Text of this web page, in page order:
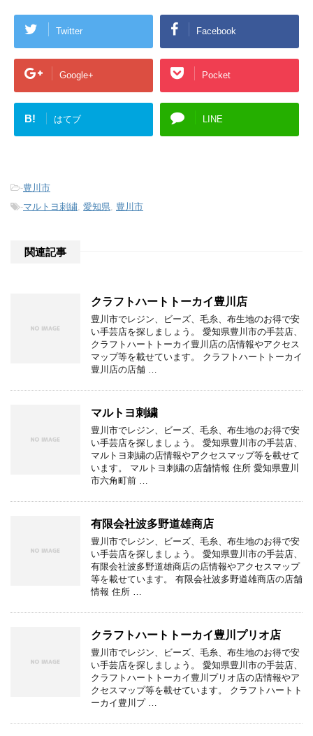
Twitter Facebook
Google+ Pocket
B! はてブ LINE
-豊川市
-マルトヨ刺繍 愛知県 豊川市
関連記事
クラフトハートトーカイ豊川店
豊川市でレジン、ビーズ、毛糸、布生地のお得で安
い手芸店を探しましょう。 愛知県豊川市の手芸店、
クラフトハートトーカイ豊川店の店情報やアクセス
マップ等を載せています。 クラフトハートトーカイ
豊川店の店舗 …
マルトヨ刺繍
豊川市でレジン、ビーズ、毛糸、布生地のお得で安
い手芸店を探しましょう。 愛知県豊川市の手芸店、
マルトヨ刺繍の店情報やアクセスマップ等を載せて
います。 マルトヨ刺繍の店舗情報 住所 愛知県豊川
市六角町前 …
有限会社波多野道雄商店
豊川市でレジン、ビーズ、毛糸、布生地のお得で安
い手芸店を探しましょう。 愛知県豊川市の手芸店、
有限会社波多野道雄商店の店情報やアクセスマップ
等を載せています。 有限会社波多野道雄商店の店舗
情報 住所 …
クラフトハートトーカイ豊川プリオ店
豊川市でレジン、ビーズ、毛糸、布生地のお得で安
い手芸店を探しましょう。 愛知県豊川市の手芸店、
クラフトハートトーカイ豊川プリオ店の店情報やア
クセスマップ等を載せています。 クラフトハートト
ーカイ豊川プ …